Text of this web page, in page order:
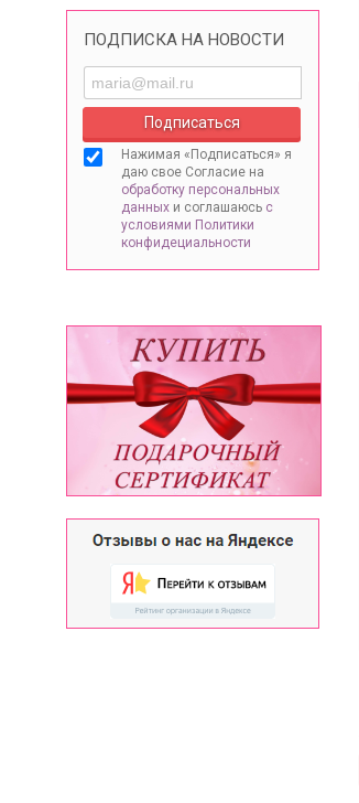
ПОДПИСКА НА НОВОСТИ
Нажимая «Подписаться» я
даю свое Согласие на
обработку персональных
данных и соглашаюсь с
условиями Политики
конфидециальности